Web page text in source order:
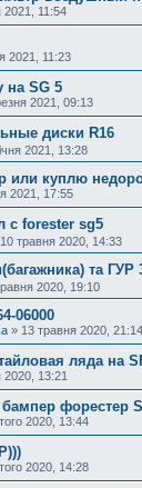
2021, 11:54
2021, 11:23
на SG 5
2021, 09:13
диски R16
2021, 13:28
или куплю
2021, 17:55
с forester sg5
травня 2020, 14:33
та ГУР
2020, 19:10
06000
» 13 травня 2020, 21:14
ляда на
2020, 13:21
форестер
2020, 13:44
2020, 14:28